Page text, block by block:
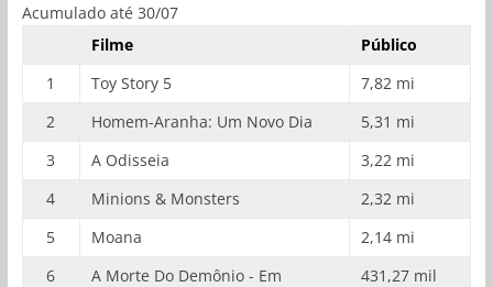
Acumulado até 30/07
Filme
Público
1
Toy Story 5
7,82 mi
2
Homem-Aranha: Um Novo Dia
5,31 mi
3
A Odisseia
3,22 mi
4
Minions & Monsters
2,32 mi
5
Moana
2,14 mi
6
A Morte Do Demônio - Em
431,27 mil